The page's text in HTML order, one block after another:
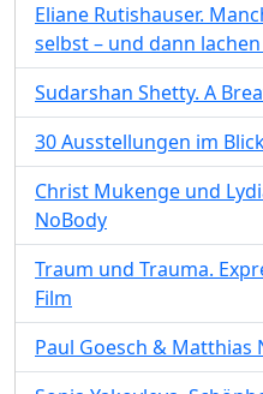
Eliane Rutishauser.
selbst – und dann
Sudarshan Shetty. A
30 Ausstellungen im
Christ Mukenge und
NoBody
Traum und Trauma.
Film
Paul Goesch & Matthias